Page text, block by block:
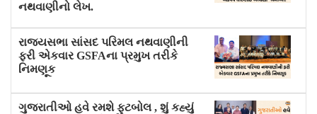
નથવાણીનો લેખ.
રાજ્યસભા સાંસદ પરિમલ નથવાણીની
ફરી એકવાર GSFAના પ્રમુખ તરીકે
નિમણૂક
ગુજરાતીઓ હવે રમશે ફુટબોલ , શું કહ્યું